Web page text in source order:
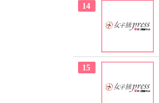
14
15